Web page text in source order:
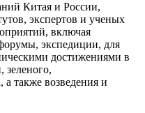
Китая и России,
экспертов и ученых
включая
экспедиции, для
достижениями в
зеленого,
а также возведения и